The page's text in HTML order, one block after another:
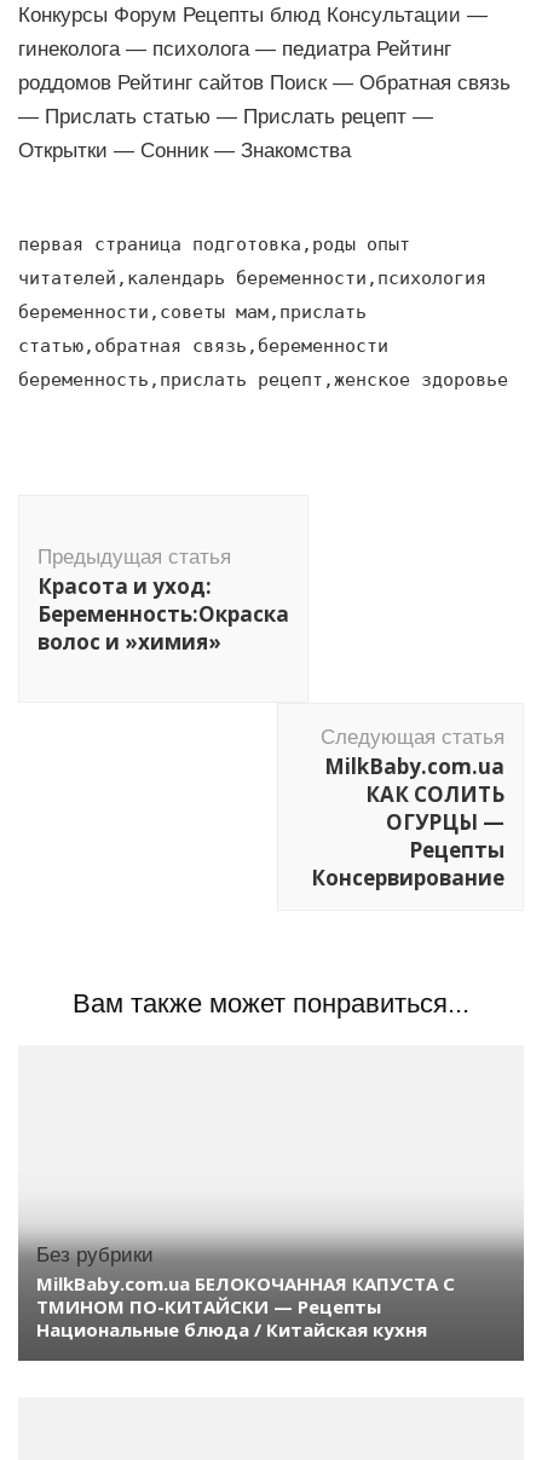
Конкурсы Форум Рецепты блюд Консультации —
гинеколога — психолога — педиатра Рейтинг
роддомов Рейтинг сайтов Поиск — Обратная связь
— Прислать статью — Прислать рецепт —
Открытки — Сонник — Знакомства
первая страница подготовка,роды опыт
читателей,календарь беременности,психология
беременности,советы мам,прислать
статью,обратная связь,беременности
беременность,прислать рецепт,женское здоровье
по
записям
Предыдущая статья
Красота и уход:
Беременность:Окраска
волос и »химия»
Следующая статья
MilkBaby.com.ua
КАК СОЛИТЬ
ОГУРЦЫ —
Рецепты
Консервирование
Вам также может понравиться...
Без рубрики
MilkBaby.com.ua БЕЛОКОЧАННАЯ КАПУСТА С
ТМИНОМ ПО-КИТАЙСКИ — Рецепты
Национальные блюда / Китайская кухня